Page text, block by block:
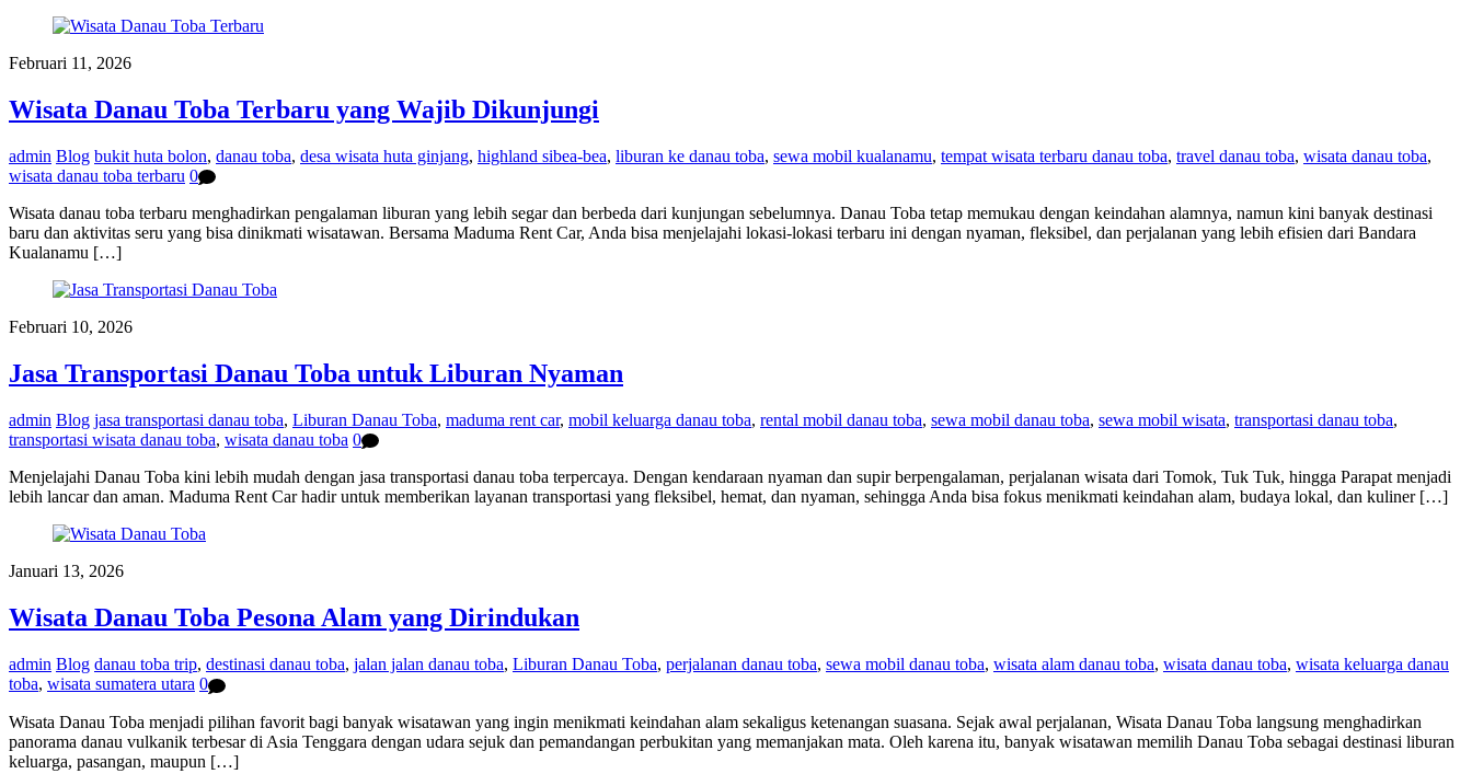
Februari 11, 2026
Wisata Danau Toba Terbaru yang Wajib Dikunjungi
admin Blog bukit huta bolon, danau toba, desa wisata huta ginjang, highland sibea-bea, liburan ke danau toba, sewa mobil kualanamu, tempat wisata terbaru danau toba, travel danau toba, wisata danau toba,
wisata danau toba terbaru 0
Wisata danau toba terbaru menghadirkan pengalaman liburan yang lebih segar dan berbeda dari kunjungan sebelumnya. Danau Toba tetap memukau dengan keindahan alamnya, namun kini banyak destinasi
baru dan aktivitas seru yang bisa dinikmati wisatawan. Bersama Maduma Rent Car, Anda bisa menjelajahi lokasi-lokasi terbaru ini dengan nyaman, fleksibel, dan perjalanan yang lebih efisien dari Bandara
Kualanamu […]
Februari 10, 2026
Jasa Transportasi Danau Toba untuk Liburan Nyaman
admin Blog jasa transportasi danau toba, Liburan Danau Toba, maduma rent car, mobil keluarga danau toba, rental mobil danau toba, sewa mobil danau toba, sewa mobil wisata, transportasi danau toba,
transportasi wisata danau toba, wisata danau toba 0
Menjelajahi Danau Toba kini lebih mudah dengan jasa transportasi danau toba terpercaya. Dengan kendaraan nyaman dan supir berpengalaman, perjalanan wisata dari Tomok, Tuk Tuk, hingga Parapat menjadi
lebih lancar dan aman. Maduma Rent Car hadir untuk memberikan layanan transportasi yang fleksibel, hemat, dan nyaman, sehingga Anda bisa fokus menikmati keindahan alam, budaya lokal, dan kuliner […]
Januari 13, 2026
Wisata Danau Toba Pesona Alam yang Dirindukan
admin Blog danau toba trip, destinasi danau toba, jalan jalan danau toba, Liburan Danau Toba, perjalanan danau toba, sewa mobil danau toba, wisata alam danau toba, wisata danau toba, wisata keluarga danau
toba, wisata sumatera utara 0
Wisata Danau Toba menjadi pilihan favorit bagi banyak wisatawan yang ingin menikmati keindahan alam sekaligus ketenangan suasana. Sejak awal perjalanan, Wisata Danau Toba langsung menghadirkan
panorama danau vulkanik terbesar di Asia Tenggara dengan udara sejuk dan pemandangan perbukitan yang memanjakan mata. Oleh karena itu, banyak wisatawan memilih Danau Toba sebagai destinasi liburan
keluarga, pasangan, maupun […]